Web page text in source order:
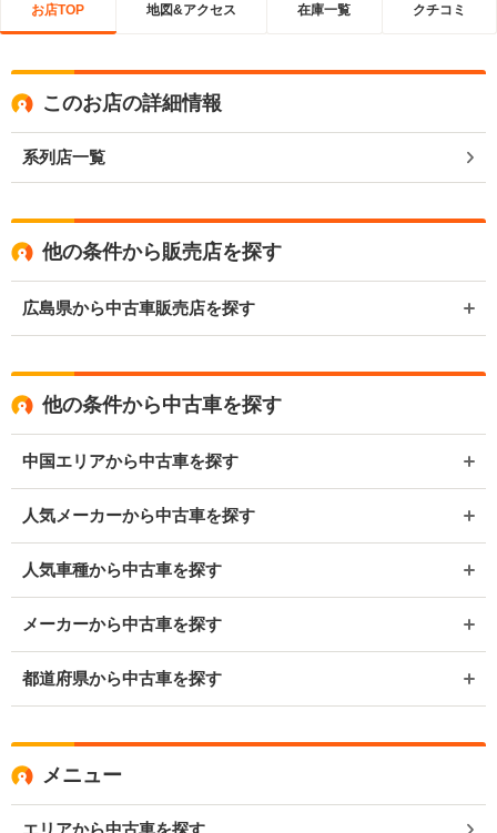
お店TOP 地図&アクセス 在庫一覧 クチコミ
このお店の詳細情報
系列店一覧
他の条件から販売店を探す
広島県から中古車販売店を探す
他の条件から中古車を探す
中国エリアから中古車を探す
人気メーカーから中古車を探す
人気車種から中古車を探す
メーカーから中古車を探す
都道府県から中古車を探す
メニュー